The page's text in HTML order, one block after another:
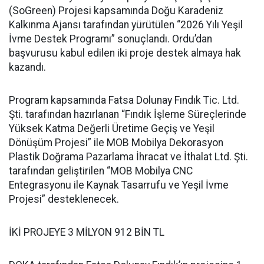
(SoGreen) Projesi kapsamında Doğu Karadeniz
Kalkınma Ajansı tarafından yürütülen “2026 Yılı Yeşil
İvme Destek Programı” sonuçlandı. Ordu’dan
başvurusu kabul edilen iki proje destek almaya hak
kazandı.
Program kapsamında Fatsa Dolunay Fındık Tic. Ltd.
Şti. tarafından hazırlanan “Fındık İşleme Süreçlerinde
Yüksek Katma Değerli Üretime Geçiş ve Yeşil
Dönüşüm Projesi” ile MOB Mobilya Dekorasyon
Plastik Doğrama Pazarlama İhracat ve İthalat Ltd. Şti.
tarafından geliştirilen “MOB Mobilya CNC
Entegrasyonu ile Kaynak Tasarrufu ve Yeşil İvme
Projesi” desteklenecek.
İKİ PROJEYE 3 MİLYON 912 BİN TL